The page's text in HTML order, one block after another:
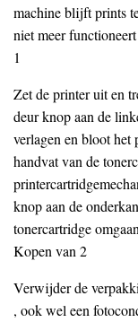
machine blijft prints
niet meer
1
Zet de printer uit en
deur knop aan de
verlagen en bloot het
handvat van de
knop aan de
tonercartridge
Kopen van 2
Verwijder de
, ook wel een